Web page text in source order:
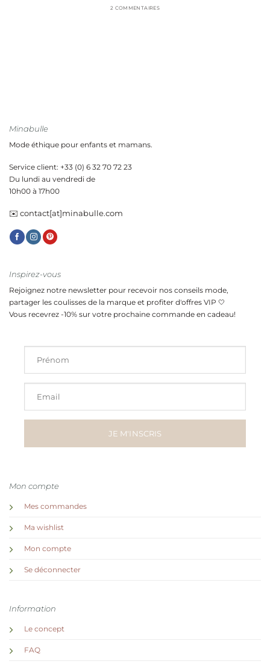
2 COMMENTAIRES
Minabulle
Mode éthique pour enfants et mamans.
Service client: +33 (0) 6 32 70 72 23
Du lundi au vendredi de
10h00 à 17h00
✉️ contact[at]minabulle.com
Mon compte
Mes commandes
Ma wishlist
Mon compte
Se déconnecter
Information
Le concept
FAQ
Inspirez-vous
Rejoignez notre newsletter pour recevoir nos conseils mode,
partager les coulisses de la marque et profiter d'offres VIP 🤍
Vous recevrez -10% sur votre prochaine commande en cadeau!
Prénom
Email
JE M'INSCRIS